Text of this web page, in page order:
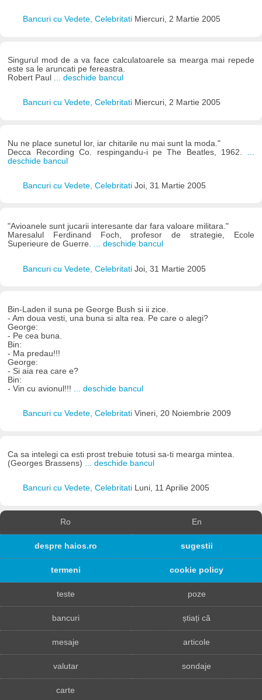
Bancuri cu Vedete, Celebritati Miercuri, 2 Martie 2005
Singurul mod de a va face calculatoarele sa mearga mai repede
este sa le aruncati pe fereastra.
Robert Paul
... deschide bancul
Bancuri cu Vedete, Celebritati Miercuri, 2 Martie 2005
Nu ne place sunetul lor, iar chitarile nu mai sunt la moda."
Decca Recording Co. respingandu-i pe The Beatles, 1962.
deschide bancul
Bancuri cu Vedete, Celebritati Joi, 31 Martie 2005
"Avioanele sunt jucarii interesante dar fara valoare militara."
Maresalul Ferdinand Foch, profesor de strategie, Ecole
Superieure de Guerre. ... deschide bancul
Bancuri cu Vedete, Celebritati Joi, 31 Martie 2005
Bin-Laden il suna pe George Bush si ii zice.
- Am doua vesti, una buna si alta rea. Pe care o alegi?
George:
- Pe cea buna.
Bin:
- Ma predau!!!
George:
- Si aia rea care e?
Bin:
- Vin cu avionul!!! ... deschide bancul
Bancuri cu Vedete, Celebritati Vineri, 20 Noiembrie 2009
Ca sa intelegi ca esti prost trebuie totusi sa-ti mearga mintea.
(Georges Brassens)
... deschide bancul
Bancuri cu Vedete, Celebritati Luni, 11 Aprilie 2005
Ro En
despre haios.ro sugestii
termeni cookie policy
teste poze
bancuri știați că
mesaje articole
valutar sondaje
carte